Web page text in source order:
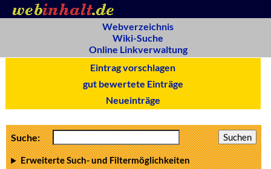
Webverzeichnis
Wiki-Suche
Online Linkverwaltung
Eintrag vorschlagen
gut bewertete Einträge
Neueinträge
Suche:
Erweiterte Such- und Filtermöglichkeiten